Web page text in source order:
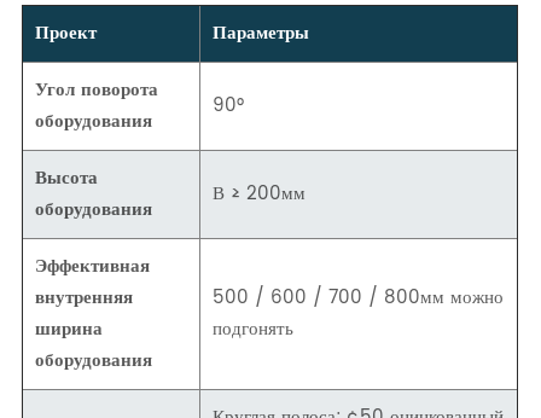
Проект
Параметры
Угол поворота
оборудования
90°
Высота
оборудования
В ≥ 200мм
Эффективная
внутренняя
ширина
оборудования
500 / 600 / 700 / 800мм можно
подгонять